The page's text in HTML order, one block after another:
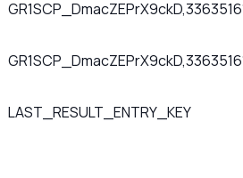
LAST_RESULT_ENTRY_KEY